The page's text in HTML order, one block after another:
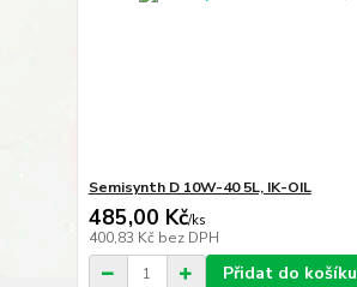
Semisynth D 10W-40 5L, IK-OIL
485,00 Kč/ks
400,83 Kč bez DPH
Přidat do košíku